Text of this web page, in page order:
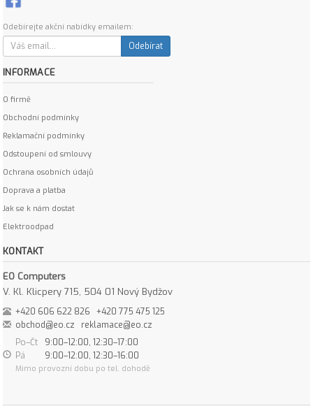
Odebírejte akční nabídky emailem:
Odebírat
INFORMACE
O firmě
Obchodní podmínky
Reklamační podmínky
Odstoupení od smlouvy
Ochrana osobních údajů
Doprava a platba
Jak se k nám dostat
Elektroodpad
KONTAKT
EO Computers
V. Kl. Klicpery 715, 504 01 Nový Bydžov
+420 606 622 826
+420 775 475 125
obchod@eo.cz
reklamace@eo.cz
Po–Čt
9:00–12:00, 12:30–17:00
Pá
9:00–12:00, 12:30–16:00
Mimo provozní dobu po tel. dohodě